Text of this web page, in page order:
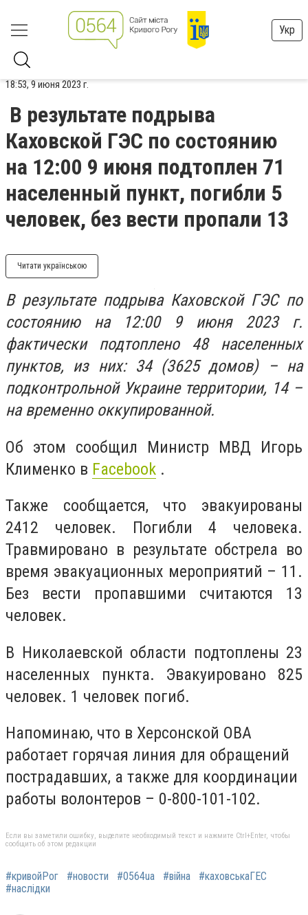
Укр
18:53, 9 июня 2023 г.
В результате подрыва
Каховской ГЭС по состоянию
на 12:00 9 июня подтоплен 71
населенный пункт, погибли 5
человек, без вести пропали 13
Читати українською
В результате подрыва Каховской ГЭС по
состоянию на 12:00 9 июня 2023 г.
фактически подтоплено 48 населенных
пунктов, из них: 34 (3625 домов) – на
подконтрольной Украине территории, 14 –
на временно оккупированной.
Об этом сообщил Министр МВД Игорь
Клименко в Facebook .
Также сообщается, что эвакуированы
2412 человек. Погибли 4 человека.
Травмировано в результате обстрела во
время эвакуационных мероприятий – 11.
Без вести пропавшими считаются 13
человек.
В Николаевской области подтоплены 23
населенных пункта. Эвакуировано 825
человек. 1 человек погиб.
Напоминаю, что в Херсонской ОВА
работает горячая линия для обращений
пострадавших, а также для координации
работы волонтеров – 0-800-101-102.
Если вы заметили ошибку, выделите необходимый текст и нажмите Ctrl+Enter, чтобы
сообщить об этом редакции
#кривойРог #новости #0564ua #війна
#каховськаГЕС
#наслідки